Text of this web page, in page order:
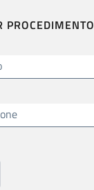
PROCEDIMENTO